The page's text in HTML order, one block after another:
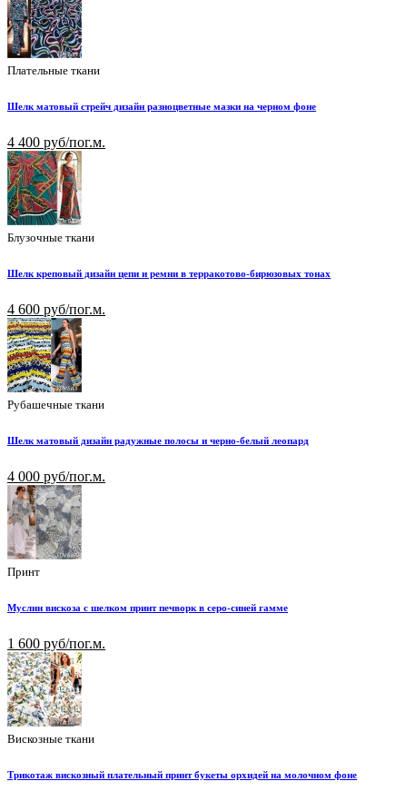
Плательные ткани
Шелк матовый стрейч дизайн разноцветные мазки на черном фоне
4 400 руб/пог.м.
Блузочные ткани
Шелк креповый дизайн цепи и ремни в терракотово-бирюзовых тонах
4 600 руб/пог.м.
Рубашечные ткани
Шелк матовый дизайн радужные полосы и черно-белый леопард
4 000 руб/пог.м.
Принт
Муслин вискоза с шелком принт печворк в серо-синей гамме
1 600 руб/пог.м.
Вискозные ткани
Трикотаж вискозный плательный принт букеты орхидей на молочном фоне